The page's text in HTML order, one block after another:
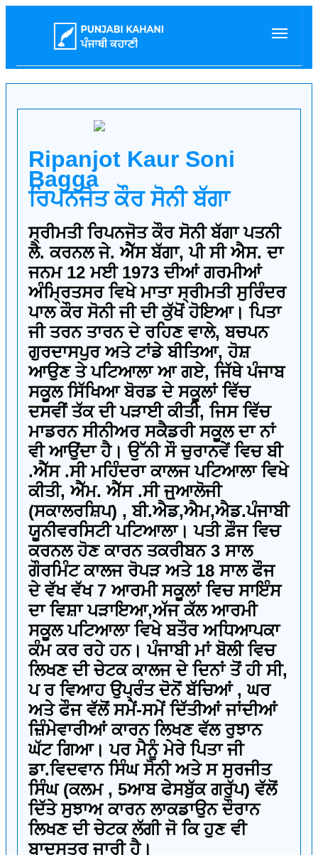
Ripanjot Kaur Soni
Bagga
ਰਿਪਨਜੋਤ ਕੌਰ ਸੋਨੀ ਬੱਗਾ
ਸ੍ਰੀਮਤੀ ਰਿਪਨਜੋਤ ਕੌਰ ਸੋਨੀ ਬੱਗਾ ਪਤਨੀ
ਲੈ. ਕਰਨਲ ਜੇ. ਐੱਸ ਬੱਗਾ, ਪੀ ਸੀ ਐਸ. ਦਾ
ਜਨਮ 12 ਮਈ 1973 ਦੀਆਂ ਗਰਮੀਆਂ
ਅੰਮ੍ਰਿਤਸਰ ਵਿਖੇ ਮਾਤਾ ਸ੍ਰੀਮਤੀ ਸੁਰਿੰਦਰ
ਪਾਲ ਕੌਰ ਸੋਨੀ ਜੀ ਦੀ ਕੁੱਖੋਂ ਹੋਇਆ। ਪਿਤਾ
ਜੀ ਤਰਨ ਤਾਰਨ ਦੇ ਰਹਿਣ ਵਾਲੇ, ਬਚਪਨ
ਗੁਰਦਾਸਪੁਰ ਅਤੇ ਟਾਂਡੇ ਬੀਤਿਆ, ਹੋਸ਼
ਆਉਣ ਤੇ ਪਟਿਆਲਾ ਆ ਗਏ, ਜਿੱਥੇ ਪੰਜਾਬ
ਸਕੂਲ ਸਿੱਖਿਆ ਬੋਰਡ ਦੇ ਸਕੂਲਾਂ ਵਿੱਚ
ਦਸਵੀਂ ਤੱਕ ਦੀ ਪੜਾਈ ਕੀਤੀ, ਜਿਸ ਵਿੱਚ
ਮਾਡਰਨ ਸੀਨੀਅਰ ਸਕੈਡਰੀ ਸਕੂਲ ਦਾ ਨਾਂ
ਵੀ ਆਉਂਦਾ ਹੈ। ਉੱਨੀ ਸੌ ਚੁਰਾਨਵੇਂ ਵਿਚ ਬੀ
.ਐੱਸ .ਸੀ ਮਹਿੰਦਰਾ ਕਾਲਜ ਪਟਿਆਲਾ ਵਿਖੇ
ਕੀਤੀ, ਐੱਮ. ਐੱਸ .ਸੀ ਜੁ਼ਆਲੋਜੀ‌
(ਸਕਾਲਰਸ਼ਿਪ) , ਬੀ.ਐਡ,ਐਮ,ਐਡ.ਪੰਜਾਬੀ
ਯੂਨੀਵਰਸਿਟੀ ਪਟਿਆਲਾ। ਪਤੀ ਫ਼ੌਜ ਵਿਚ
ਕਰਨਲ ਹੋਣ ਕਾਰਨ ਤਕਰੀਬਨ 3 ਸਾਲ
ਗੌਰਮਿੰਟ ਕਾਲਜ ਰੋਪੜ ਅਤੇ 18 ਸਾਲ ਫੌਜ
ਦੇ ਵੱਖ ਵੱਖ 7 ਆਰਮੀ ਸਕੂਲਾਂ ਵਿਚ ਸਾਇੰਸ
ਦਾ ਵਿਸ਼ਾ ਪੜਾਇਆ,ਅੱਜ ਕੱਲ ਆਰਮੀ
ਸਕੂਲ ਪਟਿਆਲਾ ਵਿਖੇ ਬਤੌਰ ਅਧਿਆਪਕਾ
ਕੰਮ ਕਰ ਰਹੇ ਹਨ। ਪੰਜਾਬੀ ਮਾਂ ਬੋਲੀ ਵਿਚ
ਲਿਖਣ ਦੀ ਚੇਟਕ ਕਾਲਜ ਦੇ ਦਿਨਾਂ ਤੋਂ ਹੀ ਸੀ,
ਪ ਰ ਵਿਆਹ ਉਪ੍ਰੰਤ ਦੋਨੋਂ ਬੱਚਿਆਂ , ਘਰ
ਅਤੇ ਫੌਜ ਵੱਲੋਂ ਸਮੇਂ-ਸਮੇਂ ਦਿੱਤੀਆਂ ਜਾਂਦੀਆਂ
ਜ਼ਿੰਮੇਵਾਰੀਆਂ ਕਾਰਨ ਲਿਖਣ ਵੱਲ ਰੁਝਾਨ
ਘੱਟ ਗਿਆ। ਪਰ ਮੈਨੂੰ ਮੇਰੇ ਪਿਤਾ ਜੀ
ਡਾ.ਵਿਦਵਾਨ ਸਿੰਘ ਸੋਨੀ ਅਤੇ ਸ ਸੁਰਜੀਤ
ਸਿੰਘ (ਕਲਮ , 5ਆਬ ਫੇਸਬੁੱਕ ਗਰੁੱਪ) ਵੱਲੋਂ
ਦਿੱਤੇ ਸੁਝਾਅ ਕਾਰਨ ਲਾਕਡਾਉਨ ਦੌਰਾਨ
ਲਿਖਣ ਦੀ ਚੇਟਕ ਲੱਗੀ ਜੋ ਕਿ ਹੁਣ ਵੀ
ਬਾਦਸਤੂਰ ਜਾਰੀ ਹੈ।